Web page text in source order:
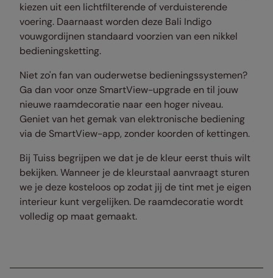
kiezen uit een lichtfilterende of verduisterende
voering. Daarnaast worden deze Bali Indigo
vouwgordijnen standaard voorzien van een nikkel
bedieningsketting.
Niet zo'n fan van ouderwetse bedieningssystemen?
Ga dan voor onze SmartView-upgrade en til jouw
nieuwe raamdecoratie naar een hoger niveau.
Geniet van het gemak van elektronische bediening
via de SmartView-app, zonder koorden of kettingen.
Bij Tuiss begrijpen we dat je de kleur eerst thuis wilt
bekijken. Wanneer je de kleurstaal aanvraagt sturen
we je deze kosteloos op zodat jij de tint met je eigen
interieur kunt vergelijken. De raamdecoratie wordt
volledig op maat gemaakt.